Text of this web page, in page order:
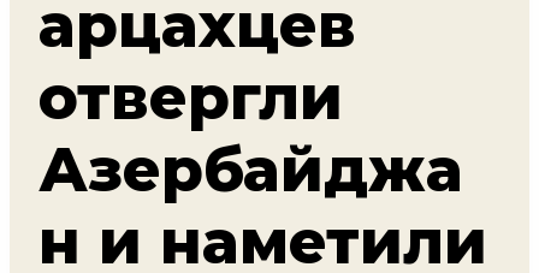
арцахцев
отвергли
Азербайджа
н и наметили